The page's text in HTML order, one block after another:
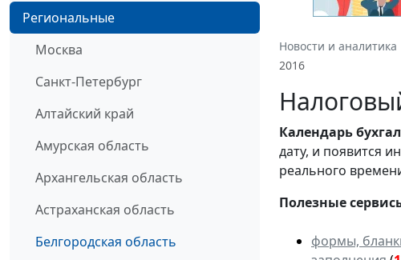
Региональные
Москва
Санкт-Петербург
Алтайский край
Амурская область
Архангельская область
Астраханская область
Белгородская область
Новости и аналитика
2016
Календарь
дату, и появится
реального
Полезные
формы,